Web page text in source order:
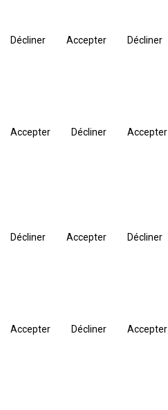
Décliner Accepter Décliner
Accepter Décliner Accepter
Décliner Accepter Décliner
Accepter Décliner Accepter